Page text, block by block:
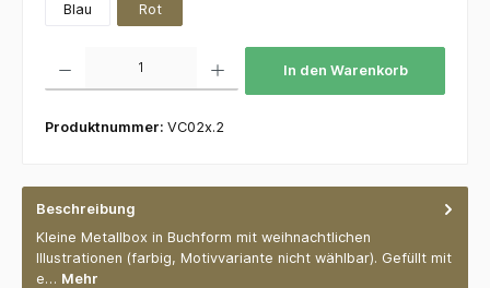
Blau Rot
In den Warenkorb
Produktnummer: VC02x.2
Beschreibung
Kleine Metallbox in Buchform mit weihnachtlichen
Illustrationen (farbig, Motivvariante nicht wählbar). Gefüllt mit
e… Mehr